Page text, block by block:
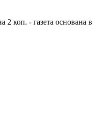
коп. - газета основана в